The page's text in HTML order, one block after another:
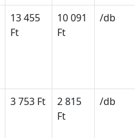
13 455
Ft
10 091
Ft
/db
3 753 Ft
2 815
Ft
/db